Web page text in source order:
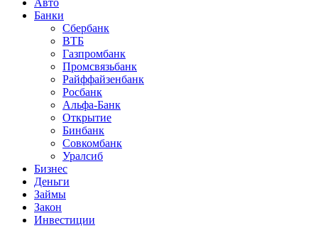
Банки
Сбербанк
ВТБ
Газпромбанк
Промсвязьбанк
Райффайзенбанк
Росбанк
Альфа-Банк
Открытие
Бинбанк
Совкомбанк
Уралсиб
Бизнес
Деньги
Займы
Закон
Инвестиции